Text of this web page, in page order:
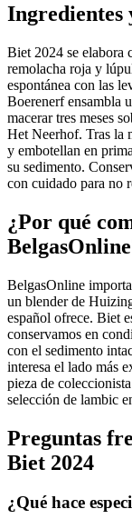
Ingredientes
Biet 2024 se elabora
remolacha roja y
espontánea con las
Boerenerf ensambla
macerar tres meses
Het Neerhof. Tras la
y embotellan en
su sedimento.
con cuidado para no
¿Por qué
BelgasOnline
un blender de
español ofrece. Biet
conservamos en
con el sedimento
interesa el lado más
pieza de
selección de lambic
Preguntas
Biet 2024
¿Qué hace